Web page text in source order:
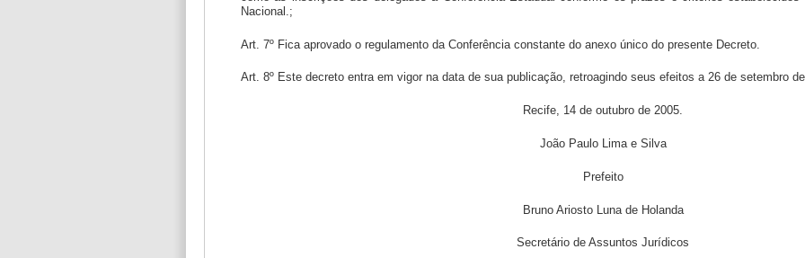
Nacional.;
Art. 7º Fica aprovado o regulamento da Conferência constante do anexo único do presente Decreto.
Art. 8º Este decreto entra em vigor na data de sua publicação, retroagindo seus efeitos a 26 de setembro
Recife, 14 de outubro de 2005.
João Paulo Lima e Silva
Prefeito
Bruno Ariosto Luna de Holanda
Secretário de Assuntos Jurídicos